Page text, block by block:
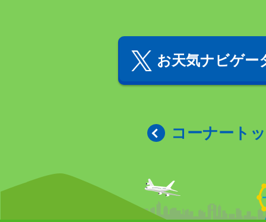
お天気ナビゲー
コーナート